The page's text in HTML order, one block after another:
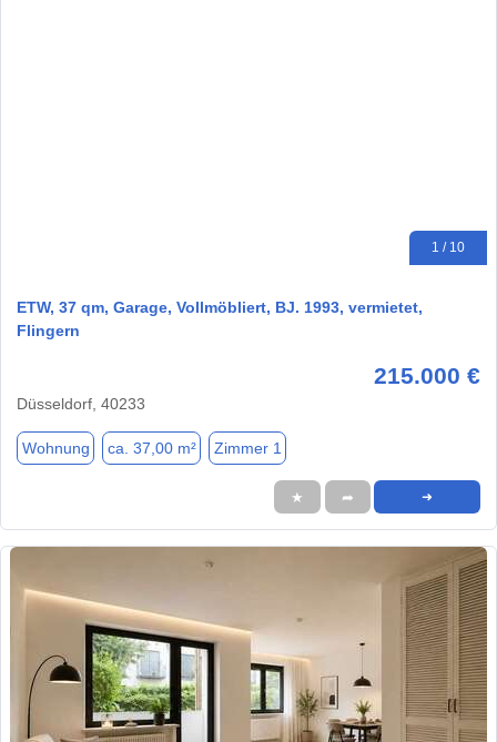
1 / 10
ETW, 37 qm, Garage, Vollmöbliert, BJ. 1993, vermietet,
Flingern
215.000 €
Düsseldorf, 40233
Wohnung ca. 37,00 m² Zimmer 1
★ ➦ ➜